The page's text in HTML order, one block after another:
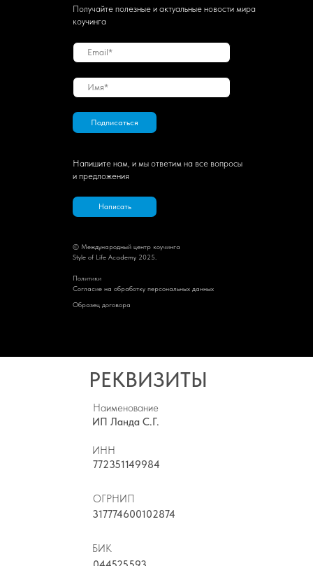
Получайте полезные и актуальные новости мира
коучинга
Подписаться
Написать
Напишите нам, и мы ответим на все вопросы
и предложения
© Международный центр коучинга
Style of Life Academy 2025.
Политики
Cогласие на обработку персональных данных
Образец договора
РЕКВИЗИТЫ
Наименование
ИП Ланда С.Г.
БИК
ИНН
772351149984
ОГРНИП
317774600102874